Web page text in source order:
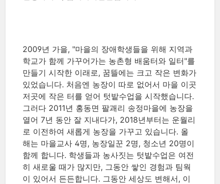
2009년 가을, "마을의 장애학생들을 위해 지역과
학교가 함께 가꾸어가는 농촌형 배움터와 일터"를
만들기 시작한 이래로, 꿈뜰에는 크고 작은 변화가
있었습니다. 처음엔 농장이 따로 없어서 마을 이곳
저곳에 작은 터를 얻어 텃밭수업을 시작했습니다.
그러다 2011년 홍동면 팔괘리 송정마을에 농장을
열어 7년 동안 잘 지내다가, 2018년부터는 운월리
로 이전하여 새롭게 농장을 가꾸고 있습니다. 올
해는 마을교사 4명, 농장일꾼 2명, 청소년 20명이
함께 합니다. 학생들과 농사짓는 텃밭수업은 여전
히 새로울 때가 많지만, 그동안 쌓인 경험과 팀웍
이 있어서 든든합니다. 그동안 세상도 변해서, 이